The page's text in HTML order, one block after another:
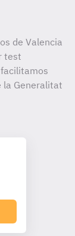
de Valencia
test
Generalitat